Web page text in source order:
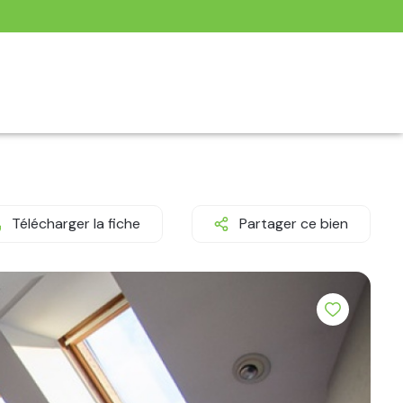
Télécharger la fiche Partager ce bien